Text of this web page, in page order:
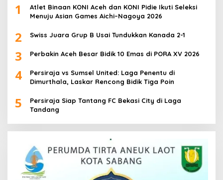
1
Atlet Binaan KONI Aceh dan KONI Pidie Ikuti Seleksi
Menuju Asian Games Aichi–Nagoya 2026
2 Swiss Juara Grup B Usai Tundukkan Kanada 2-1
3 Perbakin Aceh Besar Bidik 10 Emas di PORA XV 2026
4
Persiraja vs Sumsel United: Laga Penentu di
Dimurthala, Laskar Rencong Bidik Tiga Poin
5
Persiraja Siap Tantang FC Bekasi City di Laga
Tandang